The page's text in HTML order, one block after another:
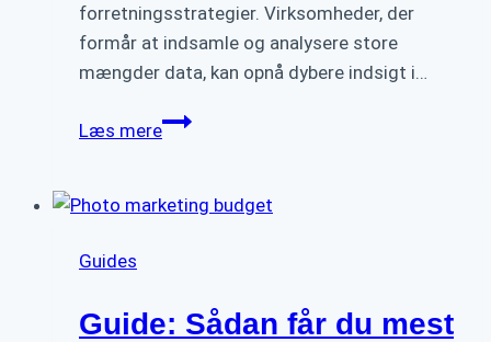
forretningsstrategier. Virksomheder, der
formår at indsamle og analysere store
mængder data, kan opnå dybere indsigt i…
Læs mereDe
trends
skal
Guides
Guide: Sådan får du mest